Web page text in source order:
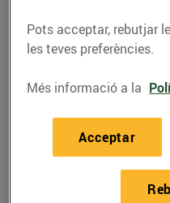
Ingredients per a 4
tallarines fresques la
LLEGIR MÉS
Pots acceptar, rebutjar
les teves preferències.
Més informació a la
Acceptar